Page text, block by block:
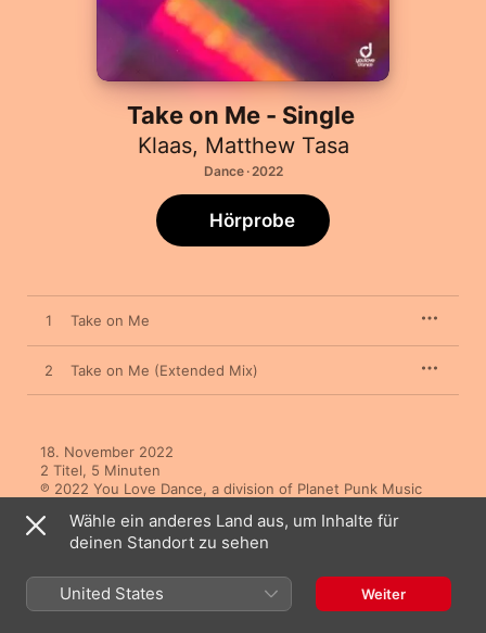
Take on Me - Single
Klaas, Matthew Tasa
Dance · 2022
Hörprobe
1 Take on Me
2 Take on Me (Extended Mix)
18. November 2022
2 Titel, 5 Minuten
℗ 2022 You Love Dance, a division of Planet Punk Music
Wähle ein anderes Land aus, um Inhalte für
deinen Standort zu sehen
United States Weiter